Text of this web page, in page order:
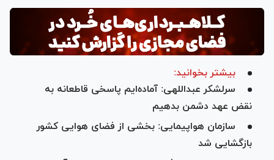
بیشتر بخوانید:
سرلشکر عبداللهی: آماده‌ایم پاسخی قاطعانه به
نقض عهد دشمن بدهیم
سازمان هواپیمایی: بخشی از فضای هوایی کشور
بازگشایی شد